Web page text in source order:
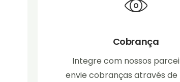
Cobrança
Integre com nossos
envie cobranças através